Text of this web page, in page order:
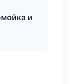
и